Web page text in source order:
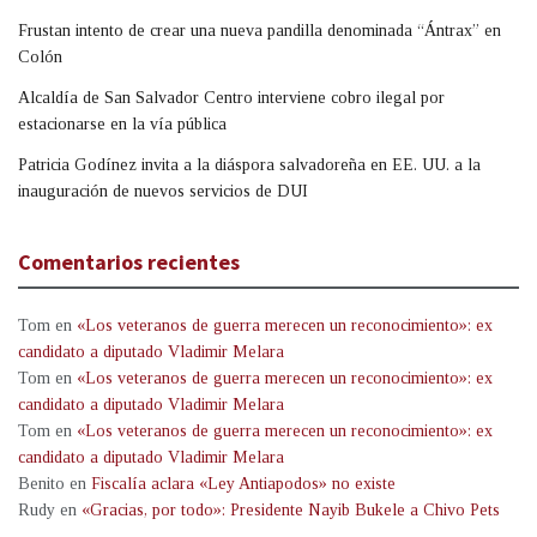
Frustan intento de crear una nueva pandilla denominada “Ántrax” en
Colón
Alcaldía de San Salvador Centro interviene cobro ilegal por
estacionarse en la vía pública
Patricia Godínez invita a la diáspora salvadoreña en EE. UU. a la
inauguración de nuevos servicios de DUI
Comentarios recientes
Tom en «Los veteranos de guerra merecen un reconocimiento»: ex
candidato a diputado Vladimir Melara
Tom en «Los veteranos de guerra merecen un reconocimiento»: ex
candidato a diputado Vladimir Melara
Tom en «Los veteranos de guerra merecen un reconocimiento»: ex
candidato a diputado Vladimir Melara
Benito en Fiscalía aclara «Ley Antiapodos» no existe
Rudy en «Gracias, por todo»: Presidente Nayib Bukele a Chivo Pets